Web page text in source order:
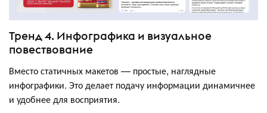
Тренд 4. Инфографика и визуальное
повествование
Вместо статичных макетов — простые, наглядные
инфографики. Это делает подачу информации динамичнее
и удобнее для восприятия.